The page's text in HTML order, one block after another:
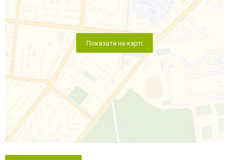
Показати на карті